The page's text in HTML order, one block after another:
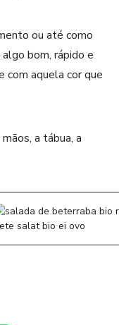
ou até como
bom, rápido e
com aquela cor que
a tábua, a